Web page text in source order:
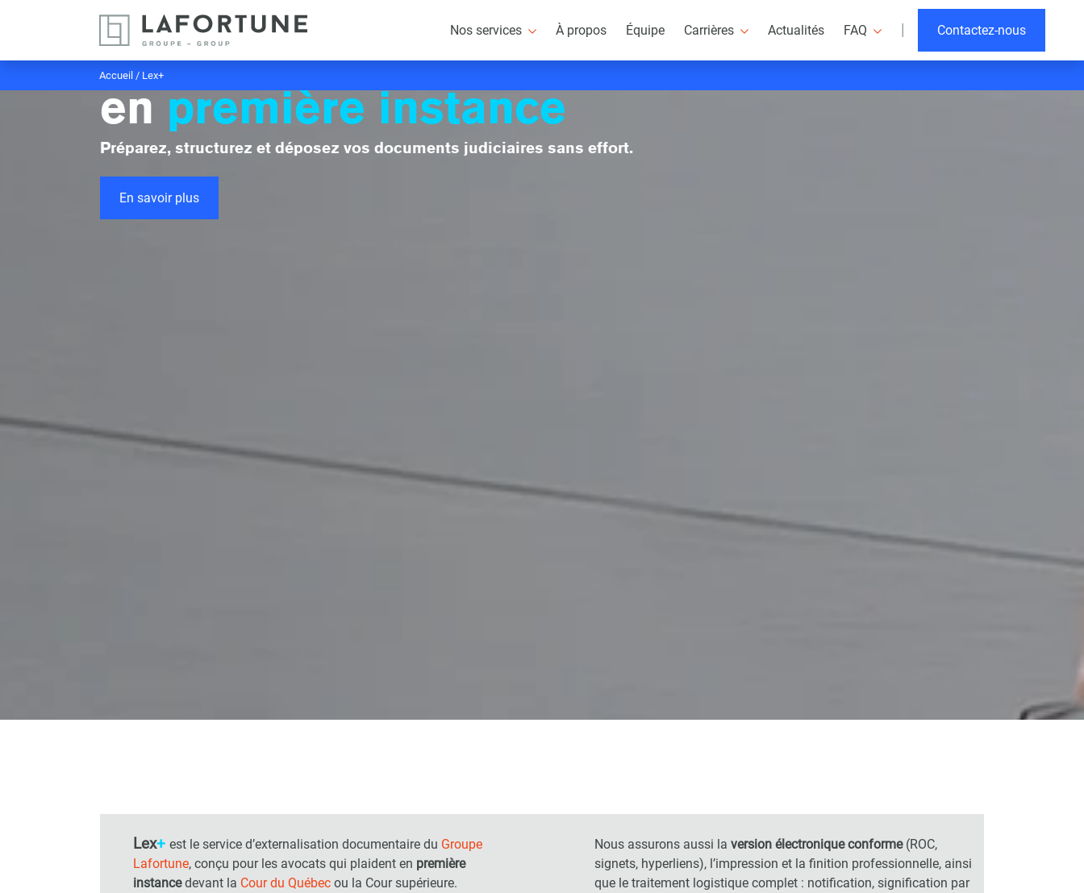
Nos services À propos Équipe Carrières Actualités FAQ | Contactez-nous
Accueil / Lex+
au service des avocats
enpremière instance
Préparez, structurez et déposez vos documents judiciaires sans effort.
En savoir plus
Lex+ est le service d’externalisation documentaire du Groupe
Lafortune, conçu pour les avocats qui plaident en première
instancedevant la Cour du Québec ou la Cour supérieure.
Nous assurons aussi la version électronique conforme(ROC,
signets, hyperliens), l’impression et la finition professionnelle, ainsi
que le traitement logistique complet : notification, signification par